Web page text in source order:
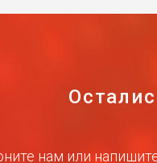
нам или